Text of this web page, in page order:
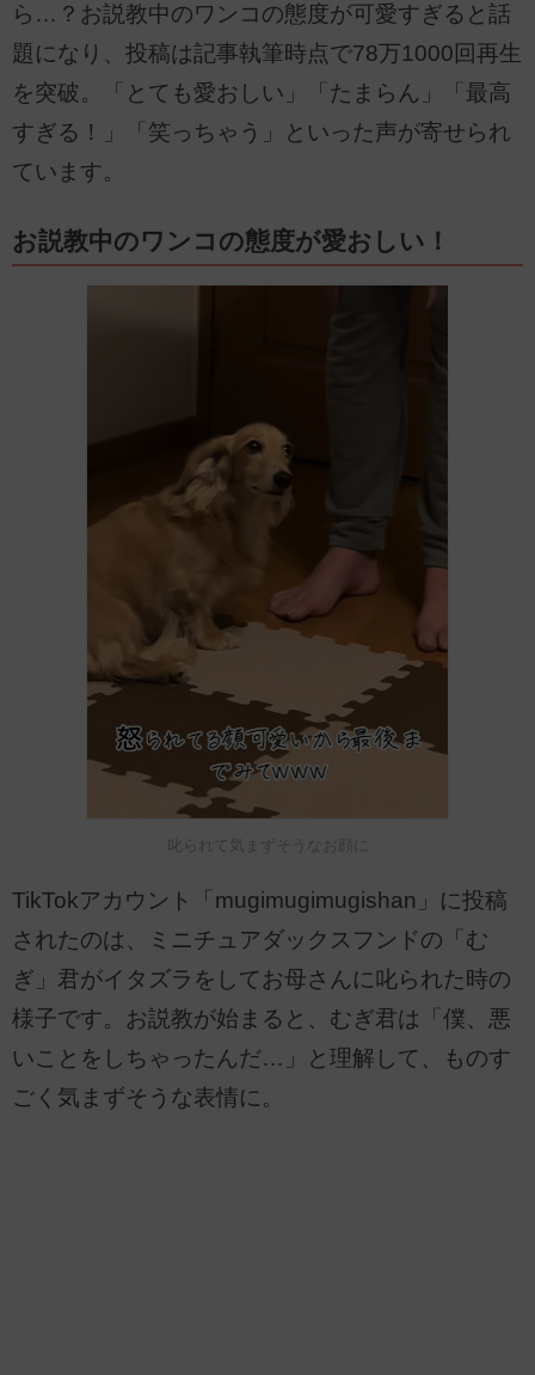
ら…？お説教中のワンコの態度が可愛すぎると話
題になり、投稿は記事執筆時点で78万1000回再生
を突破。「とても愛おしい」「たまらん」「最高
すぎる！」「笑っちゃう」といった声が寄せられ
ています。
お説教中のワンコの態度が愛おしい！
叱られて気まずそうなお顔に
TikTokアカウント「mugimugimugishan」に投稿
されたのは、ミニチュアダックスフンドの「む
ぎ」君がイタズラをしてお母さんに叱られた時の
様子です。お説教が始まると、むぎ君は「僕、悪
いことをしちゃったんだ…」と理解して、ものす
ごく気まずそうな表情に。